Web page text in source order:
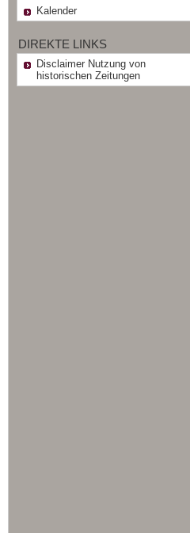
Kalender
DIREKTE LINKS
Disclaimer Nutzung von
historischen Zeitungen